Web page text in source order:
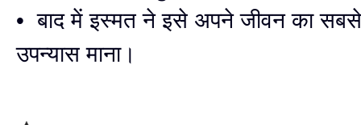
• बाद में इस्मत ने इसे अपने जीवन का
उपन्यास माना।